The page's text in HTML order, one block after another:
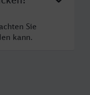
Sie
kann.